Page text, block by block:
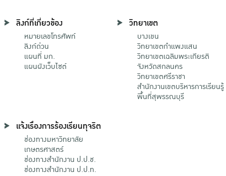
ลิงก์ที่เกี่ยวข้อง
หมายเลขโทรศัพท์
ลิงก์ด่วน
แผนที่ มก.
แผนผังเว็บไซต์
วิทยาเขต
บางเขน
วิทยาเขตกําแพงแสน
วิทยาเขตเฉลิมพระเกียรติ
จังหวัดสกลนคร
วิทยาเขตศรีราชา
สำนักงานเขตบริหารการเรียนรู้
พื้นที่สุพรรณบุรี
แจ้งเรื่องการร้องเรียนทุจริต
ช่องทางมหาวิทยาลัย
เกษตรศาสตร์
ช่องทางสำนักงาน ป.ป.ช.
ช่องทางสำนักงาน ป.ป.ท.